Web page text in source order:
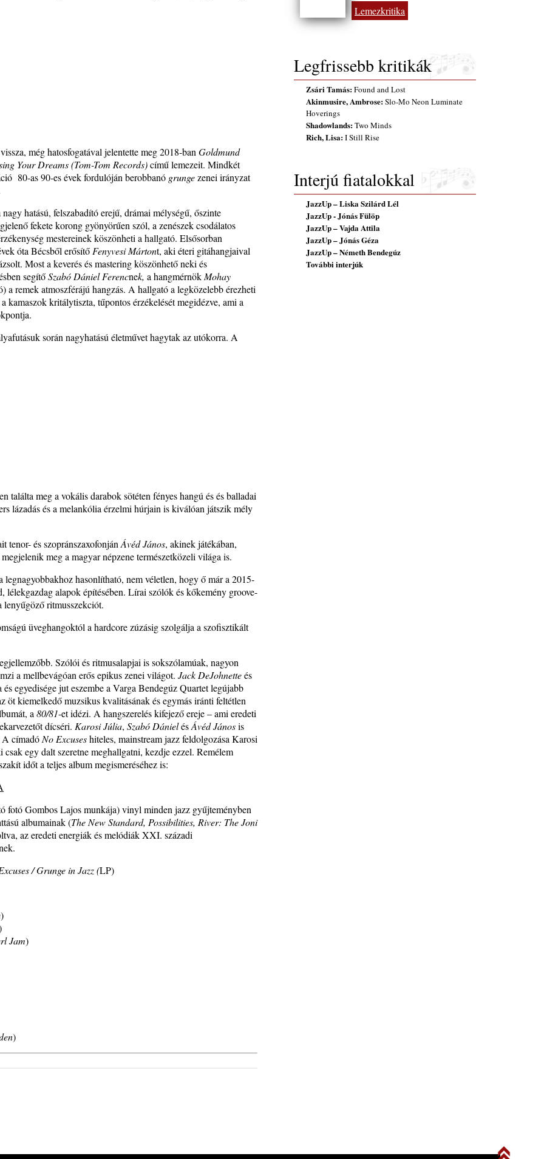
13-
és
még hatosfogatával jelentette meg 2018-ban Goldmund
Your Dreams (Tom-Tom Records)című lemezeit. Mindkét
80-as 90-es évek fordulóján berobbanó grungezenei irányzat
nagy hatású, felszabadító erejű, drámai mélységű, őszinte
fekete korong gyönyörűen szól, a zenészek csodálatos
mestereinek köszönheti a hallgató. Elsősorban
óta Bécsből erősítő Fenyvesi Mártont, aki éteri gitáhangjaival
Most a keverés és mastering köszönhető neki és
segítőSzabó Dániel Ferencnek, a hangmérnök Mohay
a remek atmoszférájú hangzás. A hallgató a legközelebb érezheti
kamaszok kritálytiszta, tűpontos érzékelését megidézve, ami a
során nagyhatású életművet hagytak az utókorra. A
találta meg a vokális darabok sötéten fényes hangú és és balladai
lázadás és a melankólia érzelmi húrjain is kiválóan játszik mély
tenor- és szopránszaxofonján Ávéd János, akinek játékában,
meg a magyar népzene természetközeli világa is.
legnagyobbakhoz hasonlítható, nem véletlen, hogy ő már a 2015-
lélekgazdag alapok építésében. Lírai szólók és kőkemény groove-
ritmusszekciót.
üveghangoktól a hardcore zúzásig szolgálja a szofisztikált
Szólói és ritmusalapjai is sokszólamúak, nagyon
a mellbevágóan erős epikus zenei világot. Jack DeJohnetteés
egyedisége jut eszembe a Varga Bendegúz Quartet legújabb
öt kiemelkedő muzsikus kvalitásának és egymás iránti feltétlen
a 80/81-et idézi. A hangszerelés kifejező ereje – ami eredeti
dícséri. Karosi Júlia, Szabó DánielésÁvéd Jánosis
A címadó No Excuseshiteles, mainstream jazz feldolgozása Karosi
egy dalt szeretne meghallgatni, kezdje ezzel. Remélem
időt a teljes album megismeréséhez is:
fotó Gombos Lajos munkája) vinyl minden jazz gyűjteményben
albumainak (The New Standard, Possibilities, River: The Joni
az eredeti energiák és melódiák XXI. századi
/ Grunge in Jazz (LP)
)
Jam)
)
Lemezkritika
Legfrissebb kritikák
Zsári Tamás:Found and Lost
Akinmusire, Ambrose:Slo-Mo Neon Luminate
Hoverings
Shadowlands:Two Minds
Rich, Lisa:I Still Rise
Interjú fiatalokkal
JazzUp – Liska Szilárd Lél
JazzUp - Jónás Fülöp
JazzUp – Vajda Attila
JazzUp – Jónás Géza
JazzUp – Németh Bendegúz
További interjúk